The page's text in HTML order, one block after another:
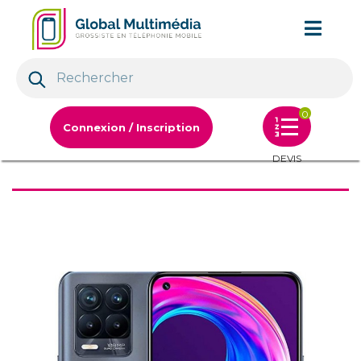
Connexion / Inscription
0
DEVIS